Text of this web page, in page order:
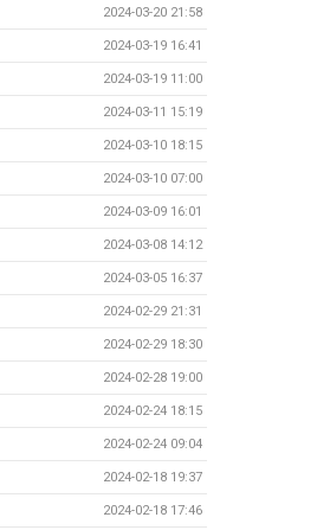
2024-03-20 21:58
2024-03-19 16:41
2024-03-19 11:00
2024-03-11 15:19
2024-03-10 18:15
2024-03-10 07:00
2024-03-09 16:01
2024-03-08 14:12
2024-03-05 16:37
2024-02-29 21:31
2024-02-29 18:30
2024-02-28 19:00
2024-02-24 18:15
2024-02-24 09:04
2024-02-18 19:37
2024-02-18 17:46